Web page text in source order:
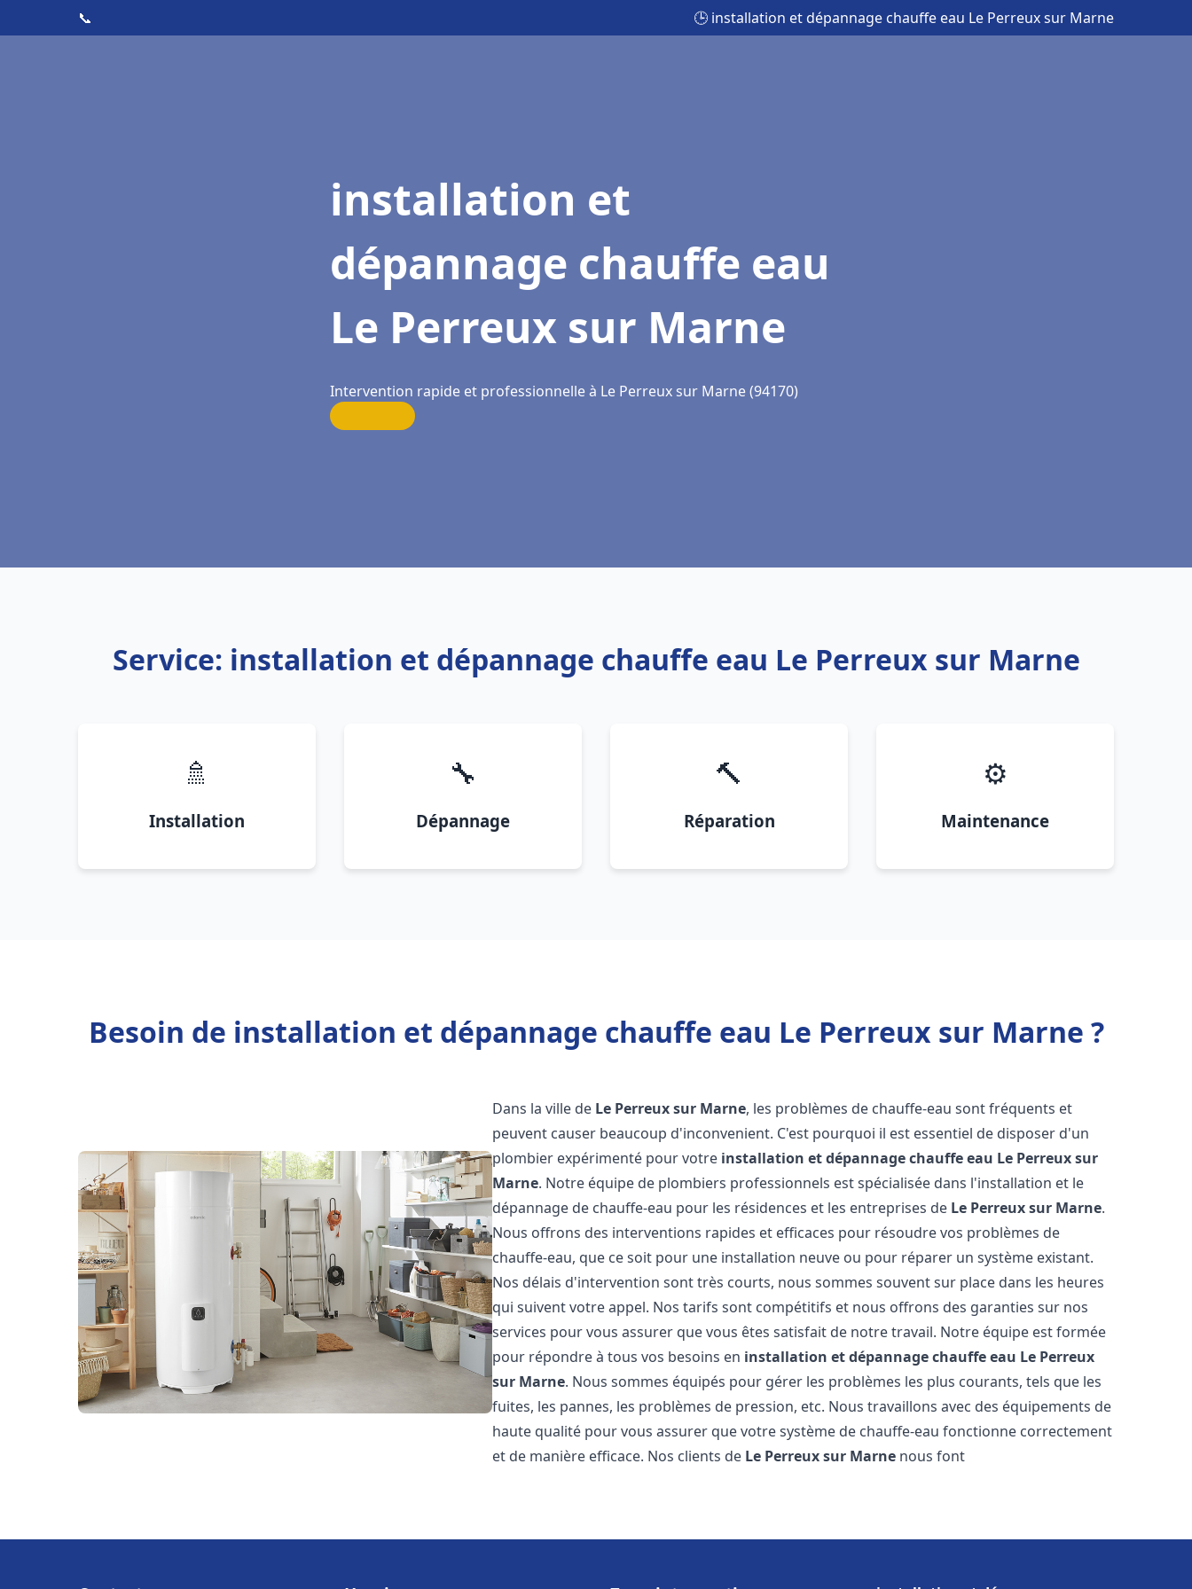
📞 🕒 installation et dépannage chauffe eau Le Perreux sur Marne
installation et
dépannage chauffe eau
Le Perreux sur Marne
Intervention rapide et professionnelle à Le Perreux sur Marne (94170)
Service: installation et dépannage chauffe eau Le Perreux sur Marne
🚿
Installation
🔧
Dépannage
🔨
Réparation
⚙️
Maintenance
Besoin de installation et dépannage chauffe eau Le Perreux sur Marne ?
Dans la ville de Le Perreux sur Marne, les problèmes de chauffe-eau sont fréquents et
peuvent causer beaucoup d'inconvenient. C'est pourquoi il est essentiel de disposer d'un
plombier expérimenté pour votre installation et dépannage chauffe eau Le Perreux sur
Marne. Notre équipe de plombiers professionnels est spécialisée dans l'installation et le
dépannage de chauffe-eau pour les résidences et les entreprises de Le Perreux sur Marne.
Nous offrons des interventions rapides et efficaces pour résoudre vos problèmes de
chauffe-eau, que ce soit pour une installation neuve ou pour réparer un système existant.
Nos délais d'intervention sont très courts, nous sommes souvent sur place dans les heures
qui suivent votre appel. Nos tarifs sont compétitifs et nous offrons des garanties sur nos
services pour vous assurer que vous êtes satisfait de notre travail. Notre équipe est formée
pour répondre à tous vos besoins en installation et dépannage chauffe eau Le Perreux
sur Marne. Nous sommes équipés pour gérer les problèmes les plus courants, tels que les
fuites, les pannes, les problèmes de pression, etc. Nous travaillons avec des équipements de
haute qualité pour vous assurer que votre système de chauffe-eau fonctionne correctement
et de manière efficace. Nos clients de Le Perreux sur Marne nous font